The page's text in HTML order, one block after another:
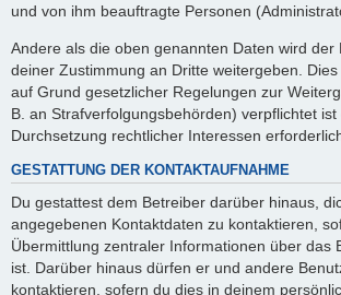
und von ihm beauftragte Personen
Andere als die oben genannten Daten wird der
deiner Zustimmung an Dritte weitergeben.
auf Grund gesetzlicher Regelungen zur
B. an Strafverfolgungsbehörden) verpflichtet
Durchsetzung rechtlicher Interessen
GESTATTUNG DER KONTAKTAUFNAHME
Du gestattest dem Betreiber darüber hinaus,
angegebenen Kontaktdaten zu kontaktieren,
Übermittlung zentraler Informationen über das
ist. Darüber hinaus dürfen er und andere
kontaktieren, sofern du dies in deinem